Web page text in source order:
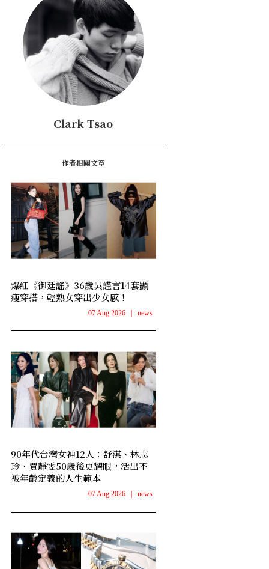
Clark Tsao
作者相關文章
爆紅《御廷謠》36歲吳謹言14套顯
瘦穿搭，輕熟女穿出少女感！
07 Aug 2026 | news
90年代台灣女神12人：舒淇、林志
玲、賈靜雯50歲後更耀眼，活出不
被年齡定義的人生範本
07 Aug 2026 news